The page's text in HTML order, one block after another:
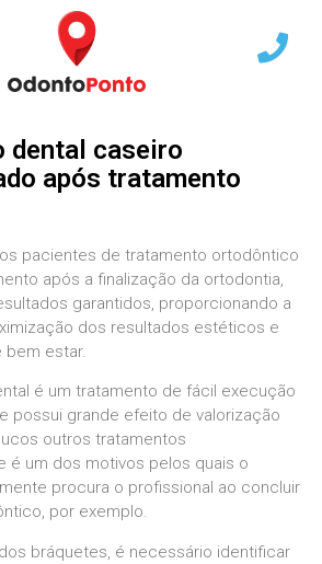
dental caseiro
após tratamento
os pacientes de tratamento ortodôntico
após a finalização da ortodontia,
garantidos, proporcionando a
dos resultados estéticos e
bem estar.
é um tratamento de fácil execução
possui grande efeito de valorização
outros tratamentos
é um dos motivos pelos quais o
procura o profissional ao concluir
por exemplo.
bráquetes, é necessário identificar